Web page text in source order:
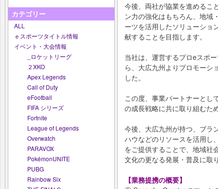
カテゴリー
ALL
ｅスポーツタイトル情報
イベント・大会情報
_ロケットリーグ
２XKO
Apex Legends
Call of Duty
eFootball
FIFA シリーズ
Fortnite
League of Legends
Overwatch
PARAVOX
PokémonUNITE
PUBG
Rainbow Six
今後、両社が協業を進めるこ
ン力の強化はもちろん、地域
ーツを活用したソリューショ
献することを目指します。
当社は、運営するプロeスポ
ら、大広九州よりプロモーシ
した。
この度、事業パートナーとし
の成長戦略に共に取り組むた
今後、大広九州が持つ、ブラ
ハウなどのリソースを活用し
をご提供することで、地域社
文化の更なる発展・普及に取
【業務提携の概要】